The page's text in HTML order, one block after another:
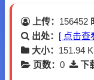
上传： 156452
出处： [ 点击查
大小： 151.94
页数： 0 下